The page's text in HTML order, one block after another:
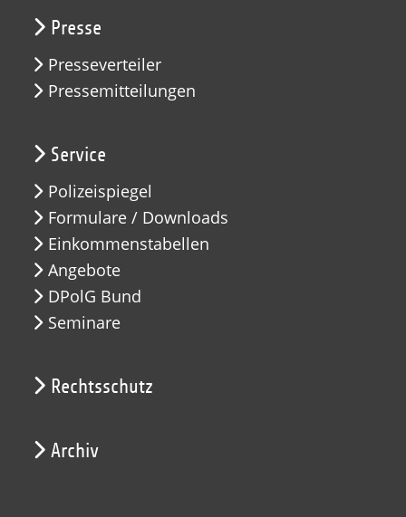
Presse
Presseverteiler
Pressemitteilungen
Service
Polizeispiegel
Formulare / Downloads
Einkommenstabellen
Angebote
DPolG Bund
Seminare
Rechtsschutz
Archiv